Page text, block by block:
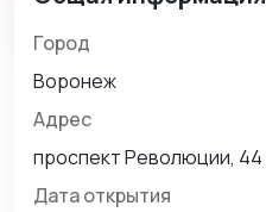
Город
Воронеж
Адрес
проспект Революции, 44
Дата открытия